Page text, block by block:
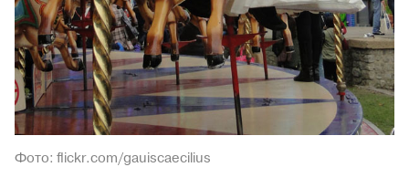
Фото: flickr.com/gauiscaecilius